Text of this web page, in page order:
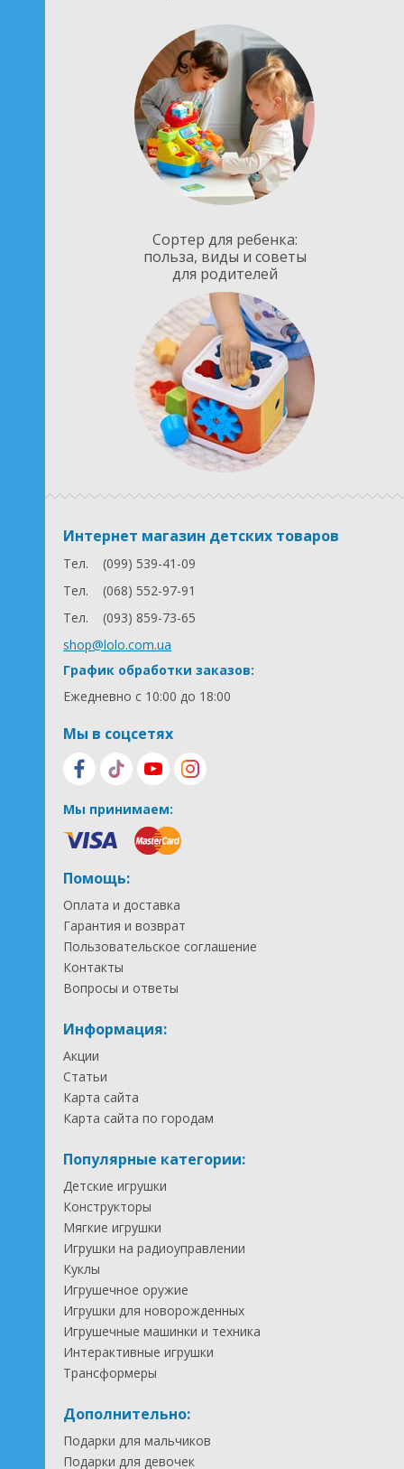
Сортер для ребенка:
польза, виды и советы
для родителей
Интернет магазин детских товаров
Тел.
(099) 539-41-09
Тел.
(068) 552-97-91
Тел.
(093) 859-73-65
shop@lolo.com.ua
График обработки заказов:
Ежедневно с 10:00 до 18:00
Мы в соцсетях
Мы принимаем:
Помощь:
Оплата и доставка
Гарантия и возврат
Пользовательское соглашение
Контакты
Вопросы и ответы
Информация:
Акции
Статьи
Карта сайта
Карта сайта по городам
Популярные категории:
Детские игрушки
Конструкторы
Мягкие игрушки
Игрушки на радиоуправлении
Куклы
Игрушечное оружие
Игрушки для новорожденных
Игрушечные машинки и техника
Интерактивные игрушки
Трансформеры
Дополнительно:
Подарки для мальчиков
Подарки для девочек